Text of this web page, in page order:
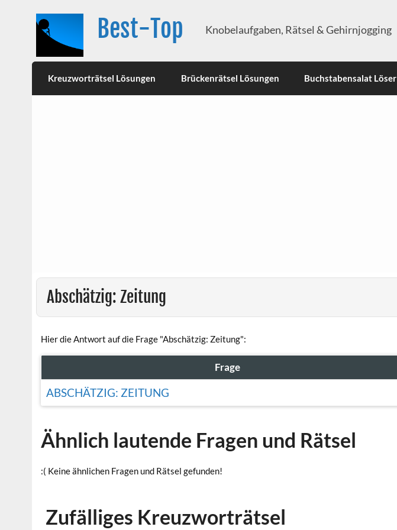
Best-Top Knobelaufgaben, Rätsel & Gehirnjogging
Kreuzworträtsel Lösungen Brückenrätsel Lösungen Buchstabensalat Löser
Abschätzig: Zeitung
Hier die Antwort auf die Frage "Abschätzig: Zeitung":
Frage
ABSCHÄTZIG: ZEITUNG
Ähnlich lautende Fragen und Rätsel
:( Keine ähnlichen Fragen und Rätsel gefunden!
Zufälliges Kreuzworträtsel